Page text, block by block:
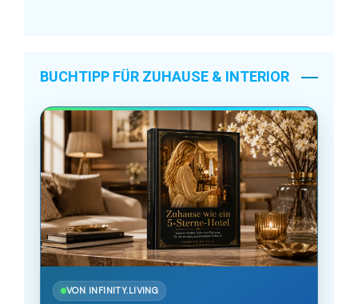
BUCHTIPP FÜR ZUHAUSE & INTERIOR
VON INFINITY.LIVING